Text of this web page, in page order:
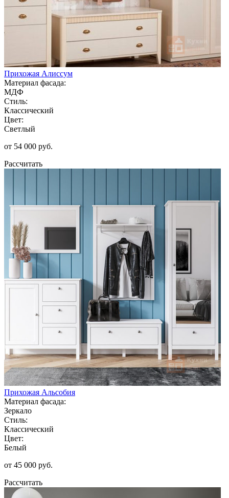
Прихожая Алиссум
Материал фасада:
МДФ
Стиль:
Классический
Цвет:
Светлый
от 54 000 руб.
Рассчитать
Прихожая Альсобия
Материал фасада:
Зеркало
Стиль:
Классический
Цвет:
Белый
от 45 000 руб.
Рассчитать